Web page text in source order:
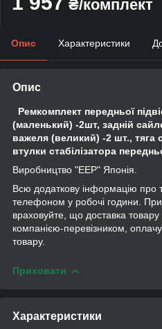
₴/комплект
Опис Характеристики
Опис
Ремкомплект передньої
(маленький) -2шт, задній
важеля (великий) -2 шт., тяга
втулки стабілізатора
Виробництво "EEP" Японія.
Всю додаткову інформацію про
телефоном у робочі години.
враховуйте, що доставка
компанією-перевізником,
товару.
Приховати
Характеристики